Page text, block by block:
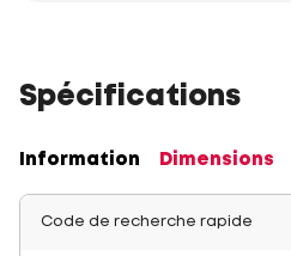
Spécifications
Information Dimensions
Code de recherche rapide